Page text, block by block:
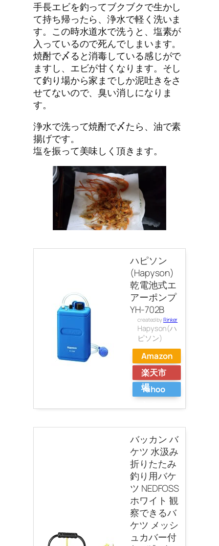
手長エビを釣ってブクブクで生かし
て持ち帰ったら、浄水で軽く洗いま
す。この時水道水で洗うと、塩素が
入っているので死んでしまいます。
焼酎で〆ると消毒している感じがで
ますし、エビが甘くなります。そし
て釣り場から家までしか泥吐きをさ
せてないので、臭い消しになりま
す。
浄水で洗って焼酎で〆たら、油で素
揚げです。
塩を振って美味しく頂きます。
ハピソン
(Hapyson)
乾電池式エ
アーポンプ
YH-702B
created byRinker
Hapyson(ハ
ピソン)
Amazon
楽天市
場
Yahoo
バッカン バ
ケツ 水汲み
折りたたみ
釣り用バケ
ツ NEDFOSS
ホワイト 観
察できるバ
ケツ メッシ
ュカバー付